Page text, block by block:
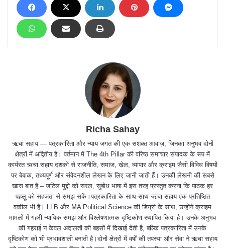
Richa Sahay
ऋचा सहाय — पत्रकारिता और न्याय जगत की एक सशक्त आवाज़, जिनका अनुभव दोनों
क्षेत्रों में अद्वितीय है। वर्तमान में The 4th Pillar की वरिष्ठ समाचार संपादक के रूप में
कार्यरत ऋचा सहाय दशकों से राजनीति, समाज, खेल, व्यापार और क्राइम जैसी विविध विषयों
पर बेबाक, तथ्यपूर्ण और संवेदनशील लेखन के लिए जानी जाती हैं। उनकी लेखनी की सबसे
खास बात है – जटिल मुद्दों को सरल, सुबोध भाषा में इस तरह प्रस्तुत करना कि पाठक हर
पहलू को सहजता से समझ सकें।पत्रकारिता के साथ-साथ ऋचा सहाय एक प्रतिष्ठित
वकील भी हैं। LLB और MA Political Science की डिग्री के साथ, उन्होंने क्राइम
मामलों में गहरी न्यायिक समझ और विश्लेषणात्मक दृष्टिकोण स्थापित किया है। उनके अनुभव
की गहराई न केवल अदालतों की बहसों में दिखाई देती है, बल्कि पत्रकारिता में उनके
दृष्टिकोण को भी प्रभावशाली बनाती है।दोनों क्षेत्रों में वर्षों की तपस्या और सेवा ने ऋचा सहाय